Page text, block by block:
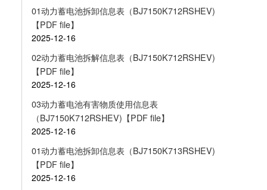
01动力蓄电池拆卸信息表（BJ7150K712RSHEV)
【PDF file】
2025-12-16
02动力蓄电池拆解信息表（BJ7150K712RSHEV)
【PDF file】
2025-12-16
03动力蓄电池有害物质使用信息表
（BJ7150K712RSHEV)【PDF file】
2025-12-16
01动力蓄电池拆卸信息表（BJ7150K713RSHEV)
【PDF file】
2025-12-16